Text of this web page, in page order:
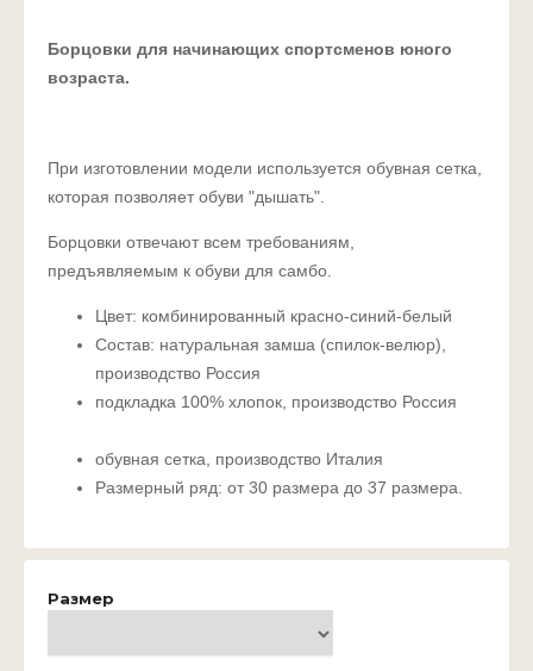
Борцовки для начинающих спортсменов юного
возраста.
При изготовлении модели используется обувная сетка,
которая позволяет обуви "дышать".
Борцовки отвечают всем требованиям,
предъявляемым к обуви для самбо.
Цвет: комбинированный красно-синий-белый
Состав: натуральная замша (спилок-велюр),
производство Россия
подкладка 100% хлопок, производство Россия
обувная сетка, производство Италия
Размерный ряд: от 30 размера до 37 размера.
Размер